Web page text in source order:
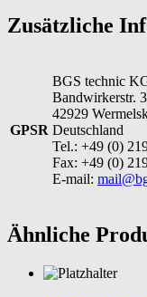
Zusätzliche
GPSR
BGS technic
Bandwirkerstr. 3
42929
Deutschland
Tel.: +49 (0)
Fax: +49 (0)
E-mail:
Ähnliche